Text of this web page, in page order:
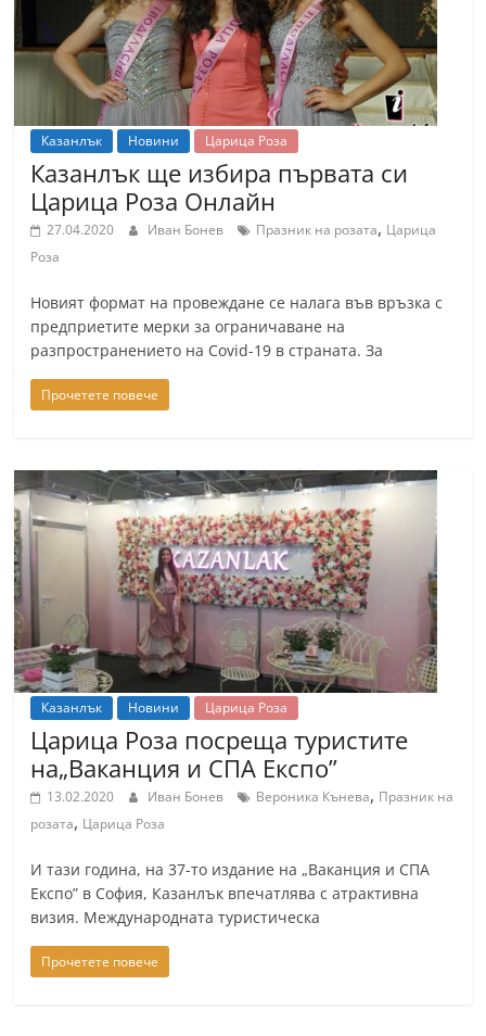
Казанлък Новини Царица Роза
Казанлък ще избира първата си
Царица Роза Онлайн
27.04.2020 Иван Бонев Празник на розата, Царица
Роза
Новият формат на провеждане се налага във връзка с
предприетите мерки за ограничаване на
разпространението на Covid-19 в страната. За
Прочетете повече
Казанлък Новини Царица Роза
Царица Роза посреща туристите
на„Ваканция и СПА Експо”
13.02.2020 Иван Бонев Вероника Кънева, Празник на
розата, Царица Роза
И тази година, на 37-то издание на „Ваканция и СПА
Експо” в София, Казанлък впечатлява с атрактивна
визия. Международната туристическа
Прочетете повече